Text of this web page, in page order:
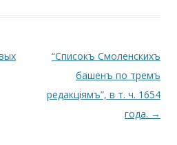
“Списокъ Смоленскихъ
башенъ по тремъ
редакцiямъ”, в т. ч. 1654
года. →